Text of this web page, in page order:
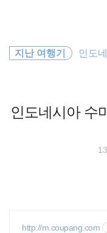
로
인도네시아 수
지난 여행기 인도
http://m.coupang.com
워킹홀리데이
travel
필리핀